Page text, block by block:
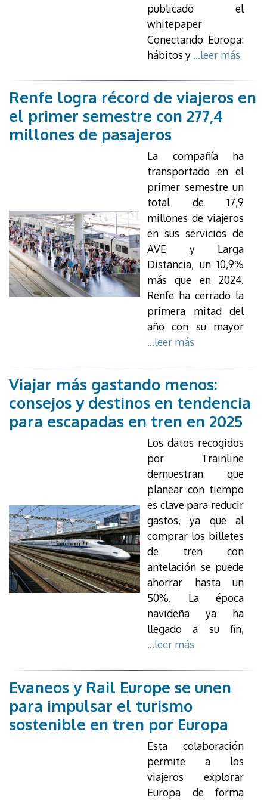
publicado el
whitepaper
Conectando Europa:
hábitos y ...leer más
Renfe logra récord de viajeros en
el primer semestre con 277,4
millones de pasajeros
La compañía ha
transportado en el
primer semestre un
total de 17,9
millones de viajeros
en sus servicios de
AVE y Larga
Distancia, un 10,9%
más que en 2024.
Renfe ha cerrado la
primera mitad del
año con su mayor
...leer más
Viajar más gastando menos:
consejos y destinos en tendencia
para escapadas en tren en 2025
Los datos recogidos
por Trainline
demuestran que
planear con tiempo
es clave para reducir
gastos, ya que al
comprar los billetes
de tren con
antelación se puede
ahorrar hasta un
50%. La época
navideña ya ha
llegado a su fin,
...leer más
Evaneos y Rail Europe se unen
para impulsar el turismo
sostenible en tren por Europa
Esta colaboración
permite a los
viajeros explorar
Europa de forma